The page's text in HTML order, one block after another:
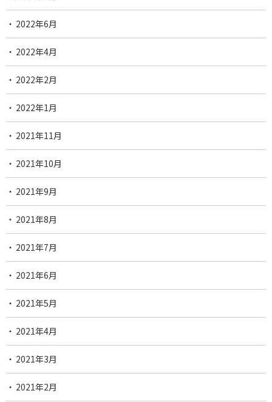
2022年6月
2022年4月
2022年2月
2022年1月
2021年11月
2021年10月
2021年9月
2021年8月
2021年7月
2021年6月
2021年5月
2021年4月
2021年3月
2021年2月